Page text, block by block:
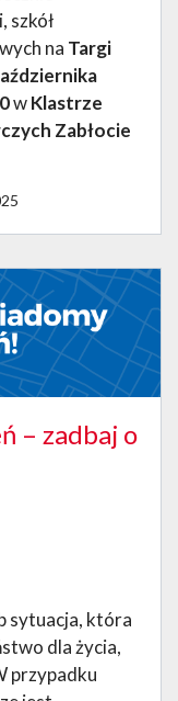
szkół
na Targi
wKlastrze
Zabłocie
– zadbaj o
sytuacja, która
dla życia,
przypadku